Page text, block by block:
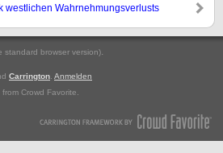
westlichen Wahrnehmungsverlusts
standard browser version).
Carrington Anmelden
Crowd Favorite.